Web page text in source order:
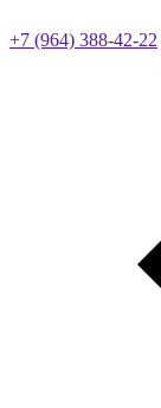
+7 (964) 388-42-22